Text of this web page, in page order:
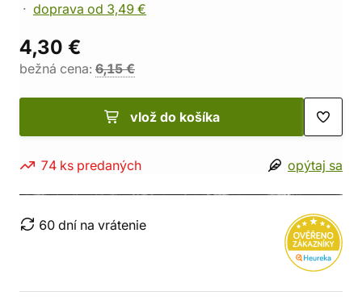
doprava od 3,49 €
4,30 €
bežná cena: 6,15 €
vlož do košíka
74 ks predaných opýtaj sa
60 dní na vrátenie